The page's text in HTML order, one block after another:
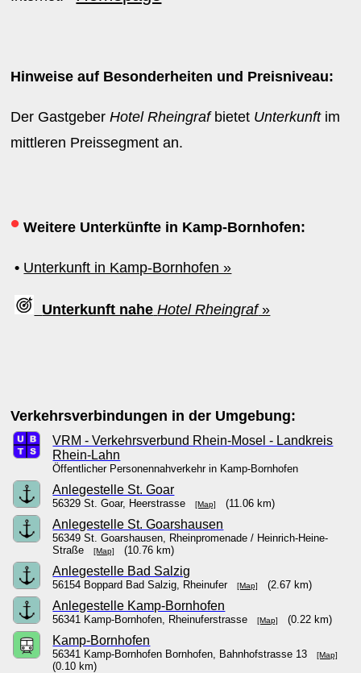
Hinweise auf Besonderheiten und Preisniveau:
Der GastgeberHotel Rheingrafbietet Unterkunftim
mittleren Preissegment an.
• Weitere Unterkünfte in Kamp-Bornhofen:
• Unterkunft in Kamp-Bornhofen »
Unterkunft nahe Hotel Rheingraf»
Verkehrsverbindungen in der Umgebung:
VRM - Verkehrsverbund Rhein-Mosel - Landkreis
Rhein-Lahn
Öffentlicher Personennahverkehr in Kamp-Bornhofen
Anlegestelle St. Goar
56329 St. Goar, Heerstrasse[Map] (11.06 km)
Anlegestelle St. Goarshausen
56349 St. Goarshausen, Rheinpromenade / Heinrich-Heine-
Straße[Map] (10.76 km)
Anlegestelle Bad Salzig
56154 Boppard Bad Salzig, Rheinufer[Map] (2.67 km)
Anlegestelle Kamp-Bornhofen
56341 Kamp-Bornhofen, Rheinuferstrasse[Map] (0.22 km)
Kamp-Bornhofen
56341 Kamp-Bornhofen Bornhofen, Bahnhofstrasse 13[Map]
(0.10 km)